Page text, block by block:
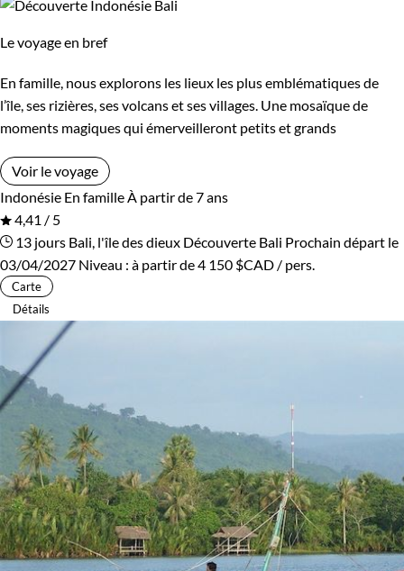
Le voyage en bref
En famille, nous explorons les lieux les plus emblématiques de
l’île, ses rizières, ses volcans et ses villages. Une mosaïque de
moments magiques qui émerveilleront petits et grands
Voir le voyage
Indonésie En familleÀ partir de 7 ans
4,41 / 5
13 jours Bali, l'île des dieux Découverte Bali Prochain départ le
03/04/2027 Niveau : à partir de4 150 $CAD / pers.
Carte
Détails